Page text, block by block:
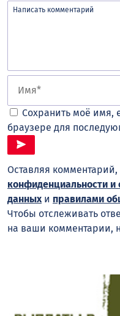
Сохранить моё имя,
браузере для
Оставляя
конфиденциальности и
данных и правилами
Чтобы отслеживать
на ваши комментарии,